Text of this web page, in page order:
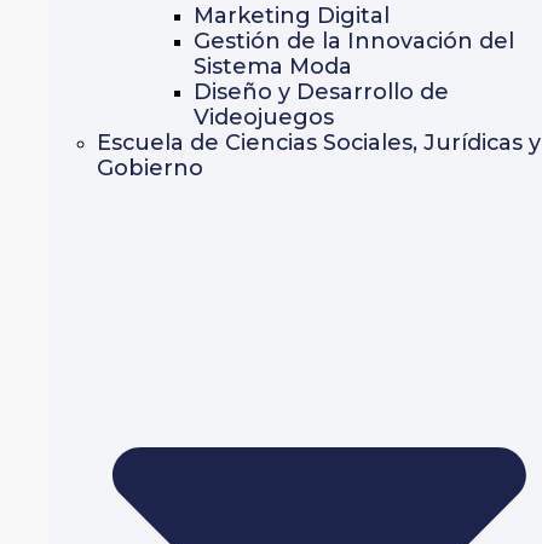
Marketing Digital
Gestión de la Innovación del
Sistema Moda
Diseño y Desarrollo de
Videojuegos
Escuela de Ciencias Sociales, Jurídicas y
Gobierno